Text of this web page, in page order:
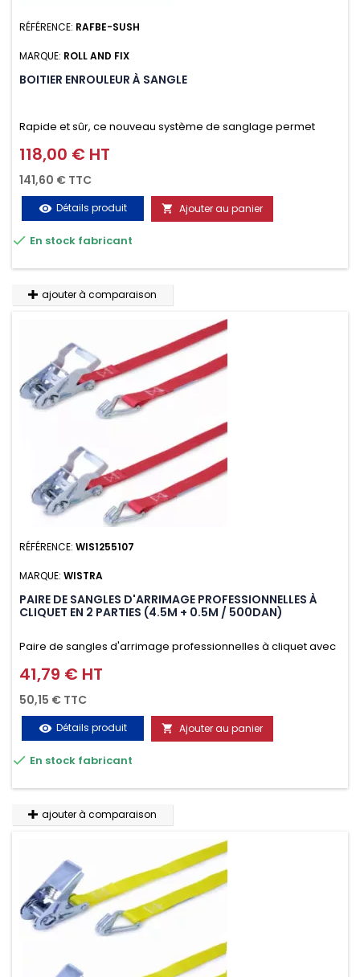
RÉFÉRENCE: RAFBE-SUSH
MARQUE: ROLL AND FIX
BOITIER ENROULEUR À SANGLE
Rapide et sûr, ce nouveau système de sanglage permet
d’arrimer le chargement sur la galerie en moins d’une
minute.
Prix
118,00 € HT
141,60 € TTC
visibility Détails produit  Ajouter au panier
 En stock fabricant
ajouter à comparaison
RÉFÉRENCE: WIS1255107
MARQUE: WISTRA
PAIRE DE SANGLES D'ARRIMAGE PROFESSIONNELLES À
CLIQUET EN 2 PARTIES (4.5M + 0.5M / 500DAN)
Paire de sangles d'arrimage professionnelles à cliquet avec
crochet en 2 parties (4.5M + 0.5M / 500daN), simple et rapide
d'utilisation. Permet d'arrimer et de sécuriser vos
chargements pendant le transport. Matière polyester très
résistante aux UV et aux variations de températures,
n'absorbe pas l'eau.
Prix
41,79 € HT
50,15 € TTC
visibility Détails produit  Ajouter au panier
 En stock fabricant
ajouter à comparaison